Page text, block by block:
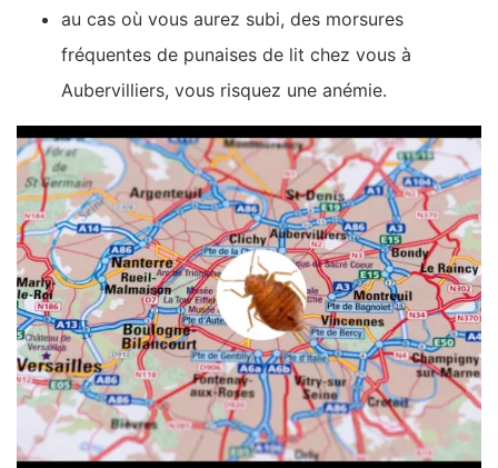
au cas où vous aurez subi, des morsures
fréquentes de punaises de lit chez vous à
Aubervilliers, vous risquez une anémie.